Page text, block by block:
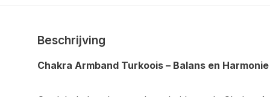
Beschrijving
Chakra Armband Turkoois – Balans en